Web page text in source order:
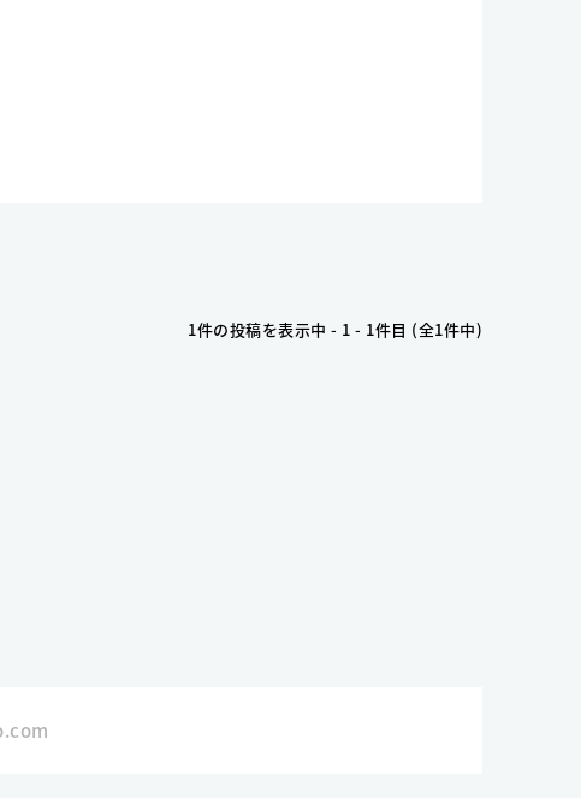
1件の投稿を表示中 - 1 - 1件目 (全1件中)